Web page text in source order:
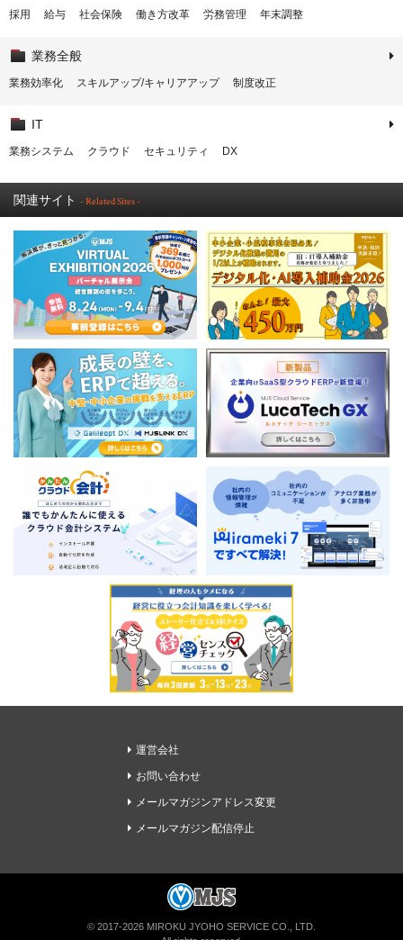
採用 給与 社会保険 働き方改革 労務管理 年末調整
業務全般
業務効率化 スキルアップ/キャリアアップ 制度改正
IT
業務システム クラウド セキュリティ DX
関連サイト - Related Sites -
運営会社
お問い合わせ
メールマガジンアドレス変更
メールマガジン配信停止
© 2017-2026 MIROKU JYOHO SERVICE CO., LTD.
経理ドリブンの無料メルマガに登録